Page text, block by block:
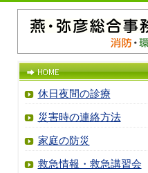
休日夜間の診療
災害時の連絡方法
家庭の防災
救急情報・救急講習会